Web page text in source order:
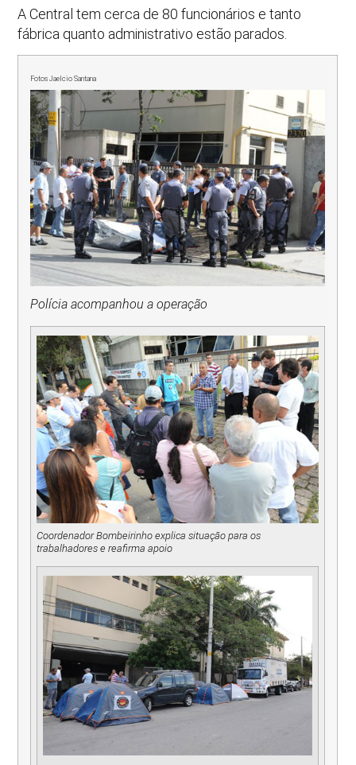
A Central tem cerca de 80 funcionários e tanto
fábrica quanto administrativo estão parados.
Fotos Jaelcio Santana
Polícia acompanhou a operação
Coordenador Bombeirinho explica situação para os
trabalhadores e reafirma apoio